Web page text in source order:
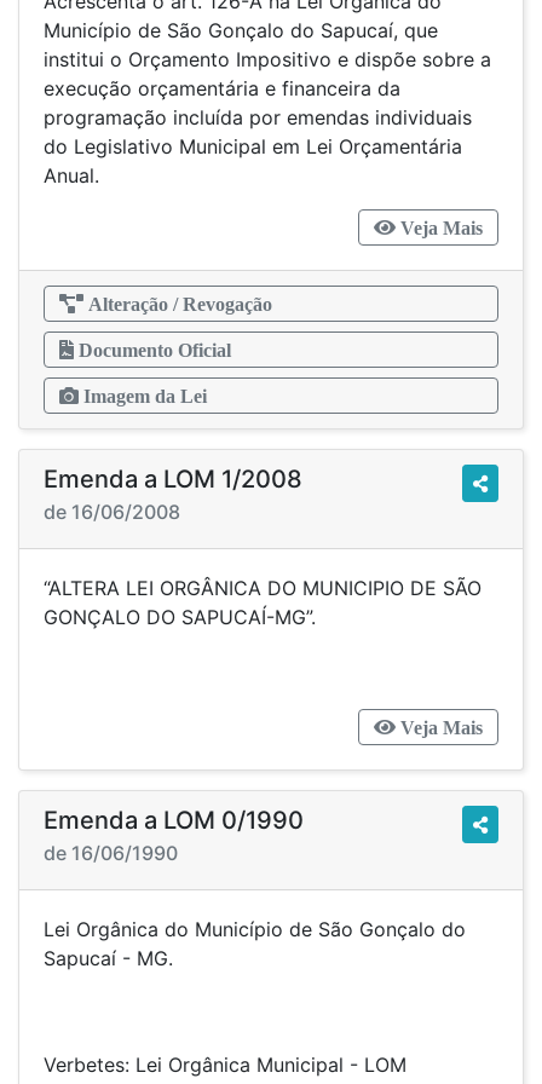
Município de São Gonçalo do Sapucaí, que
institui o Orçamento Impositivo e dispõe sobre a
execução orçamentária e financeira da
programação incluída por emendas individuais
do Legislativo Municipal em Lei Orçamentária
Anual.
Veja Mais
Alteração / Revogação
Documento Oficial
Imagem da Lei
Emenda a LOM 1/2008
de 16/06/2008
“ALTERA LEI ORGÂNICA DO MUNICIPIO DE SÃO
GONÇALO DO SAPUCAÍ-MG”.
Veja Mais
Emenda a LOM 0/1990
de 16/06/1990
Lei Orgânica do Município de São Gonçalo do
Sapucaí - MG.
Verbetes: Lei Orgânica Municipal - LOM